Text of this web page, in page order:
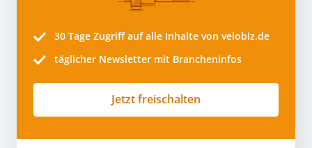
30 Tage Zugriff auf alle Inhalte von velobiz.de
täglicher Newsletter mit Brancheninfos
Jetzt freischalten